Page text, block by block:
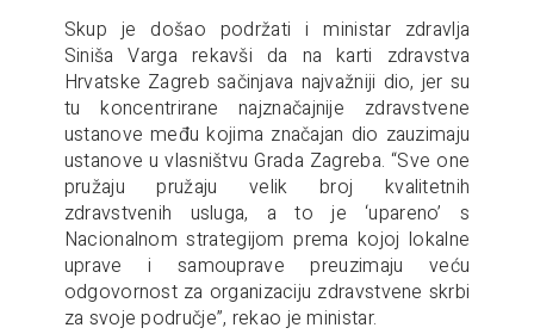
Skup je došao podržati i ministar zdravlja
Siniša Varga rekavši da na karti zdravstva
Hrvatske Zagreb sačinjava najvažniji dio, jer su
tu koncentrirane najznačajnije zdravstvene
ustanove među kojima značajan dio zauzimaju
ustanove u vlasništvu Grada Zagreba. “Sve one
pružaju pružaju velik broj kvalitetnih
zdravstvenih usluga, a to je ‘upareno’ s
Nacionalnom strategijom prema kojoj lokalne
uprave i samouprave preuzimaju veću
odgovornost za organizaciju zdravstvene skrbi
za svoje područje”, rekao je ministar.